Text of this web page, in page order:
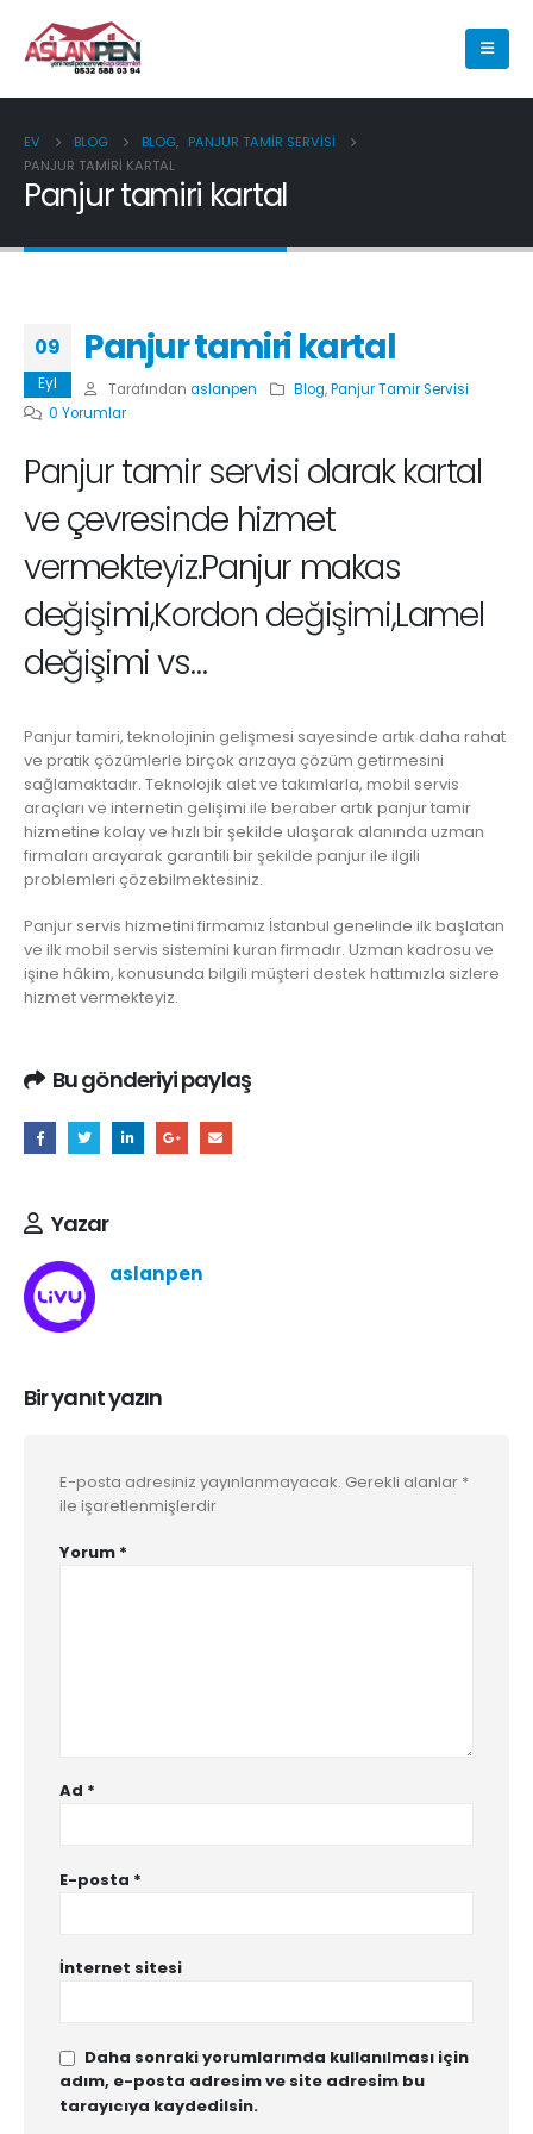
EV BLOG BLOG, PANJUR TAMIR SERVISI
PANJUR TAMIRI KARTAL
Panjur tamiri kartal
09
Eyl
Panjur tamiri kartal
Tarafından aslanpen Blog,Panjur Tamir Servisi
0 Yorumlar
Panjur tamir servisi olarak kartal
ve çevresinde hizmet
vermekteyiz.Panjur makas
değişimi,Kordon değişimi,Lamel
değişimi vs…
Panjur tamiri, teknolojinin gelişmesi sayesinde artık daha rahat
ve pratik çözümlerle birçok arızaya çözüm getirmesini
sağlamaktadır. Teknolojik alet ve takımlarla, mobil servis
araçları ve internetin gelişimi ile beraber artık panjur tamir
hizmetine kolay ve hızlı bir şekilde ulaşarak alanında uzman
firmaları arayarak garantili bir şekilde panjur ile ilgili
problemleri çözebilmektesiniz.
Panjur servis hizmetini firmamız İstanbul genelinde ilk başlatan
ve ilk mobil servis sistemini kuran firmadır. Uzman kadrosu ve
işine hâkim, konusunda bilgili müşteri destek hattımızla sizlere
hizmet vermekteyiz.
Bu gönderiyi paylaş
Yazar
aslanpen
Bir yanıt yazın
E-posta adresiniz yayınlanmayacak. Gerekli alanlar *
ile işaretlenmişlerdir
Yorum *
Ad *
E-posta *
İnternet sitesi
Daha sonraki yorumlarımda kullanılması için
adım, e-posta adresim ve site adresim bu
tarayıcıya kaydedilsin.